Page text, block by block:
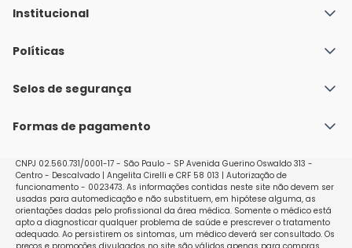
Institucional
Quem Somos
Nossas lojas
Políticas
Política de Envio
Políticas de Trocas e Devoluções
Selos de segurança
Formas de pagamento
CNPJ 02.560.731/0001-17 - São Paulo - SP Avenida Guerino Oswaldo 313 -
Centro - Descalvado | Angelita Cirelli e CRF 58 013 | Autorização de
funcionamento - 0023473. As informações contidas neste site não devem ser
usadas para automedicação e não substituem, em hipótese alguma, as
orientações dadas pelo profissional da área médica. Somente o médico está
apto a diagnosticar qualquer problema de saúde e prescrever o tratamento
adequado. Ao persistirem os sintomas, um médico deverá ser consultado. Os